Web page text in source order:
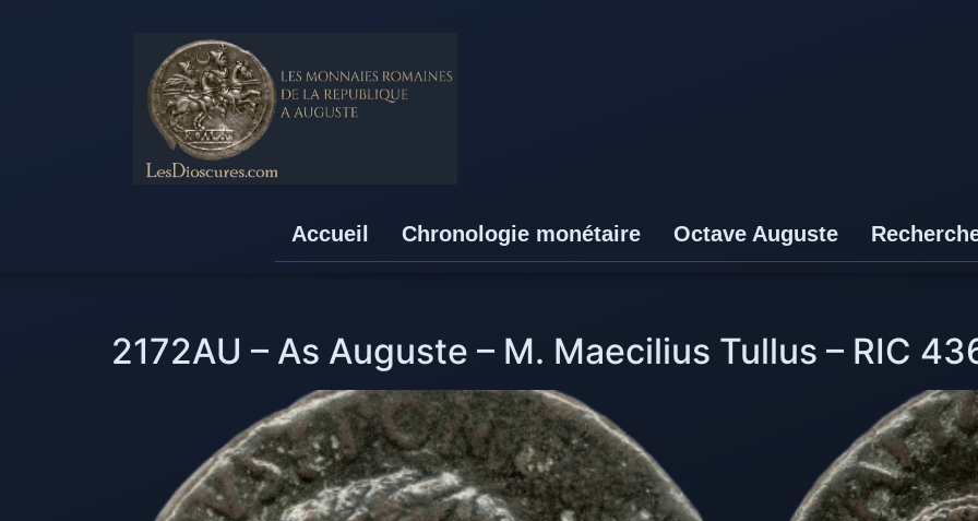
Accueil Chronologie monétaire Octave Auguste
2172AU – As Auguste – M. Maecilius Tullus – RIC